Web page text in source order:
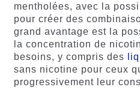
mentholées, avec la
pour créer des
grand avantage est la
la concentration de
besoins, y compris des
sans nicotine pour ceux
progressivement leur